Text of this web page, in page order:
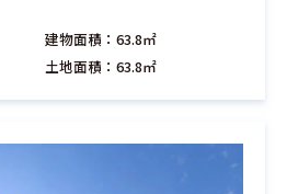
建物面積：63.8㎡
土地面積：63.8㎡